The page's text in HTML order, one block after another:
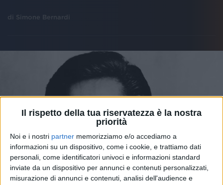
Il rispetto della tua riservatezza è la nostra
priorità
Noi e i nostri partner memorizziamo e/o accediamo a
informazioni su un dispositivo, come i cookie, e trattiamo dati
personali, come identificatori univoci e informazioni standard
inviate da un dispositivo per annunci e contenuti personalizzati,
misurazione di annunci e contenuti, analisi dell'audience e
di Simone Bernardi